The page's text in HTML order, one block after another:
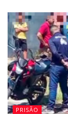
PRISÃO